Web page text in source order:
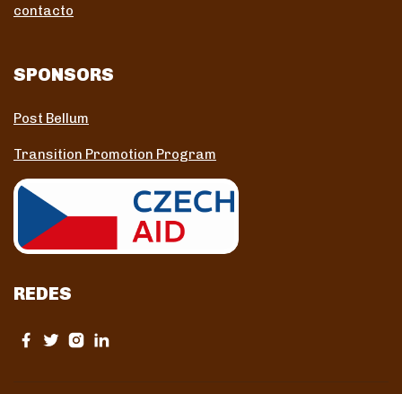
contacto
SPONSORS
Post Bellum
Transition Promotion Program
REDES